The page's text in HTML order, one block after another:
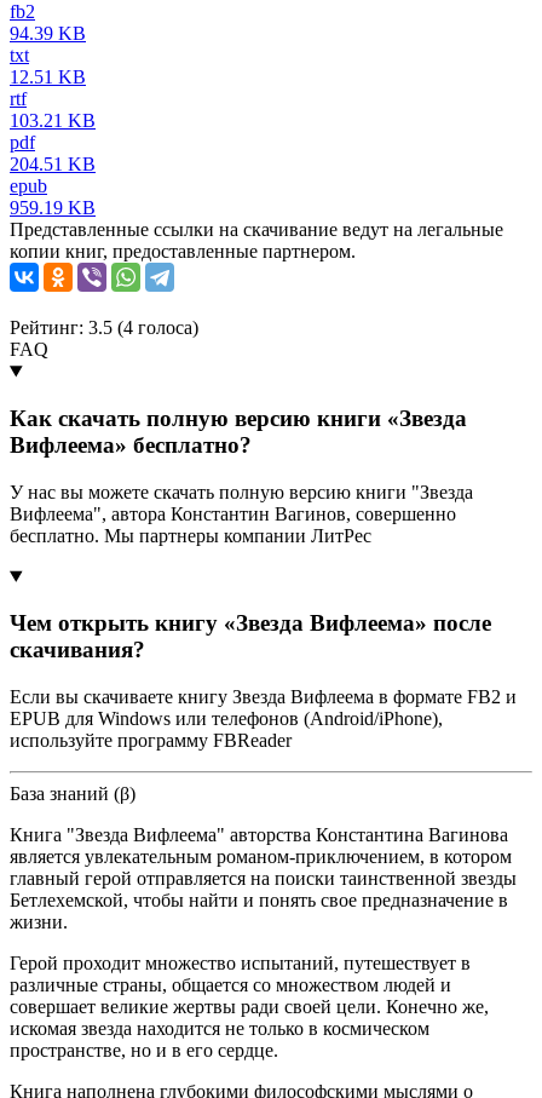
fb2
94.39 KB
txt
12.51 KB
rtf
103.21 KB
pdf
204.51 KB
epub
959.19 KB
Представленные ссылки на скачивание ведут на легальные
копии книг, предоставленные партнером.
Рейтинг: 3.5 (4 голоса)
FAQ
Как скачать полную версию книги «Звезда
Вифлеема» бесплатно?
У нас вы можете скачать полную версию книги "Звезда
Вифлеема", автора Константин Вагинов, совершенно
бесплатно. Мы партнеры компании ЛитРес
Чем открыть книгу «Звезда Вифлеема» после
скачивания?
Если вы скачиваете книгу Звезда Вифлеема в формате FB2 и
EPUB для Windows или телефонов (Android/iPhone),
используйте программу FBReader
База знаний (β)
Книга "Звезда Вифлеема" авторства Константина Вагинова
является увлекательным романом-приключением, в котором
главный герой отправляется на поиски таинственной звезды
Бетлехемской, чтобы найти и понять свое предназначение в
жизни.
Герой проходит множество испытаний, путешествует в
различные страны, общается со множеством людей и
совершает великие жертвы ради своей цели. Конечно же,
искомая звезда находится не только в космическом
пространстве, но и в его сердце.
Книга наполнена глубокими философскими мыслями о